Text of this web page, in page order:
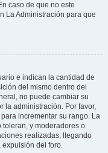
caso de que no este
La Administración para que
e indican la cantidad de
del mismo dentro del
no puede cambiar su
la administración. Por favor,
incrementar su rango. La
toleran, y moderadores o
realizadas, llegando
expulsión del foro.